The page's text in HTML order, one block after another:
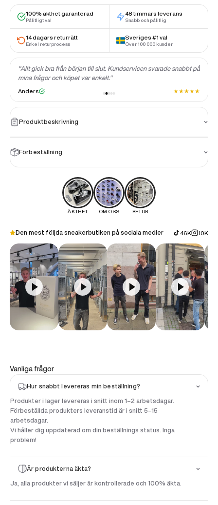
100% äkthet garanterad
Pålitligt val
48 timmars leverans
Snabb och pålitlig
14 dagars returrätt
Enkel returprocess
Sveriges #1 val
Över 100 000 kunder
"Allt gick bra från början till slut. Kundservicen svarade snabbt på
mina frågor och köpet var enkelt."
Anders ★★★★★
Produktbeskrivning
Förbeställning
ÄKTHET OM OSS RETUR
Den mest följda sneakerbutiken på sociala medier 46K 10K
Vanliga frågor
Hur snabbt levereras min beställning?
Produkter i lager levereras i snitt inom 1–2 arbetsdagar.
Förbeställda produkters leveranstid är i snitt 5–15
arbetsdagar.
Vi håller dig uppdaterad om din beställnings status. Inga
problem!
Är produkterna äkta?
Ja, alla produkter vi säljer är kontrollerade och 100% äkta.
100 SEK
På din första beställning
*Gäller beställningar över 1900 SEK